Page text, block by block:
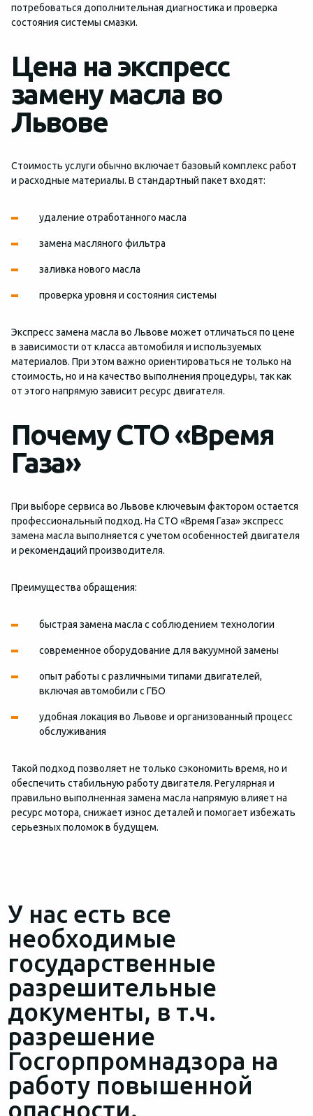
потребоваться дополнительная диагностика и проверка
состояния системы смазки.
Цена на экспресс
замену масла во
Львове
Стоимость услуги обычно включает базовый комплекс работ
и расходные материалы. В стандартный пакет входят:
удаление отработанного масла
замена масляного фильтра
заливка нового масла
проверка уровня и состояния системы
Экспресс замена масла во Львове может отличаться по цене
в зависимости от класса автомобиля и используемых
материалов. При этом важно ориентироваться не только на
стоимость, но и на качество выполнения процедуры, так как
от этого напрямую зависит ресурс двигателя.
Почему СТО «Время
Газа»
При выборе сервиса во Львове ключевым фактором остается
профессиональный подход. На СТО «Время Газа» экспресс
замена масла выполняется с учетом особенностей двигателя
и рекомендаций производителя.
Преимущества обращения:
быстрая замена масла с соблюдением технологии
современное оборудование для вакуумной замены
опыт работы с различными типами двигателей,
включая автомобили с ГБО
удобная локация во Львове и организованный процесс
обслуживания
Такой подход позволяет не только сэкономить время, но и
обеспечить стабильную работу двигателя. Регулярная и
правильно выполненная замена масла напрямую влияет на
ресурс мотора, снижает износ деталей и помогает избежать
серьезных поломок в будущем.
У нас есть все
необходимые
государственные
разрешительные
документы, в т.ч.
разрешение
Госгорпромнадзора на
работу повышенной
опасности.‍‍